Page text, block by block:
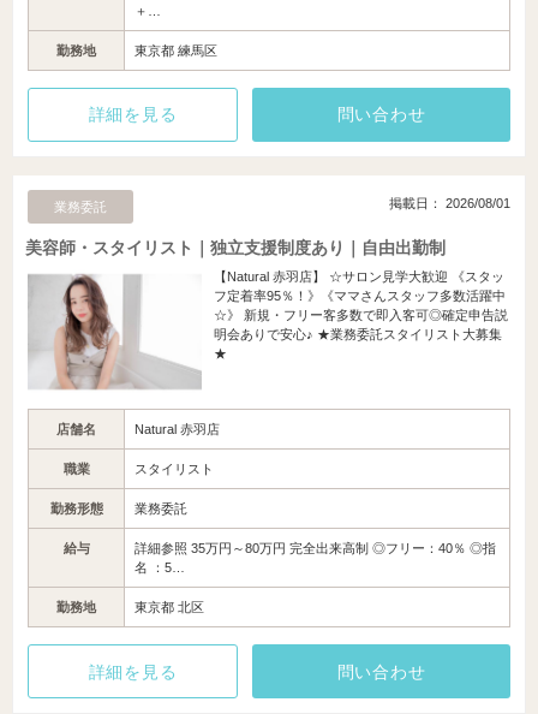
＋…
勤務地 東京都 練馬区
詳細を見る 問い合わせ
業務委託 掲載日： 2026/08/01
美容師・スタイリスト｜独立支援制度あり｜自由出勤制
【Natural 赤羽店】 ☆サロン見学大歓迎 《スタッ
フ定着率95％！》《ママさんスタッフ多数活躍中
☆》 新規・フリー客多数で即入客可◎確定申告説
明会ありで安心♪ ★業務委託スタイリスト大募集
★
店舗名 Natural 赤羽店
職業 スタイリスト
勤務形態 業務委託
給与
詳細参照 35万円～80万円 完全出来高制 ◎フリー：40％ ◎指
名 ：5…
勤務地 東京都 北区
詳細を見る 問い合わせ